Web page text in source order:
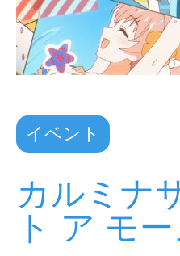
イベント
カルミナ
ト ア モ